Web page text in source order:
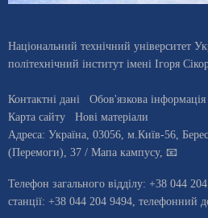
Національний технічний університет
політехнічний інститут імені Ігоря
Контактні дані Обов'язкова інформація
Карта сайту
Нові матеріали
Адреса: Україна, 03056, м.Київ-56,
(Перемоги), 37 / Мапа кампусу, 📧
Телефон загального відділу: +38 044
станцiї: +38 044 204 9494 телефонний